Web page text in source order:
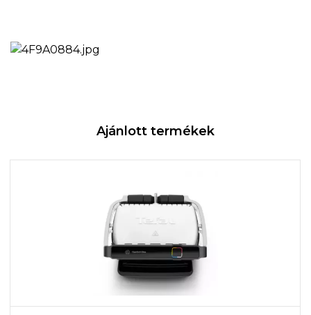
Ajánlott termékek